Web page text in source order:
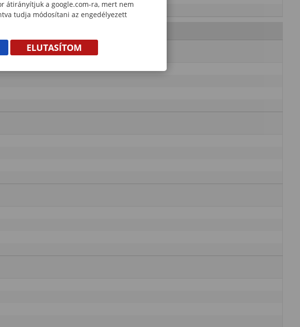
átirányítjuk a google.com-ra, mert nem
tudja módosítani az engedélyezett
ELUTASÍTOM